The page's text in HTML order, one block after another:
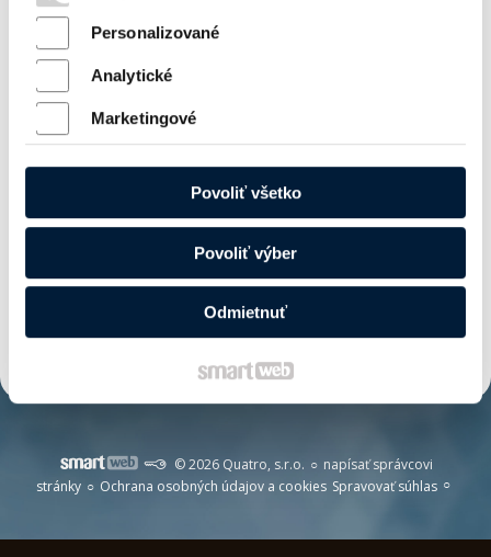
Kód produktu: 1400624
vypredané
Viac informácií o tom, ako Google používa vaše údaje, nájdete na
Ochrana súkromia a Zmluvné podmienky
Personalizované
Analytické
Marketingové
Odmietnuť
Povoliť výber
Povoliť všetko
© 2026 Quatro, s.r.o.
napísať správcovi
stránky
Ochrana osobných údajov a cookies Spravovať súhlas